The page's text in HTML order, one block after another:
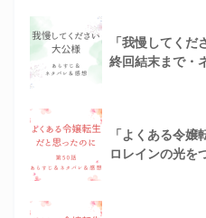
「我慢してく
終回結末まで・
「よくある令嬢
ロレインの光を